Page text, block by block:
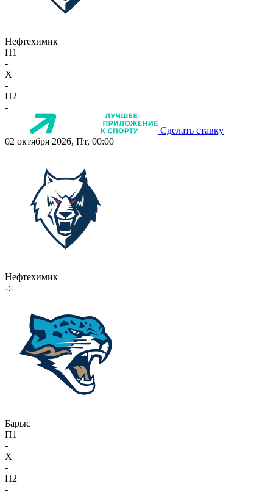
Нефтехимик
П1
-
X
-
П2
-
Сделать ставку
02 октября 2026, Пт, 00:00
Нефтехимик
-:-
Барыс
П1
-
X
-
П2
-